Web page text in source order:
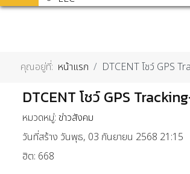
คุณอยู่ที่: หน้าแรก DTCENT โชว์ GPS
DTCENT โชว์ GPS
หมวดหมู่: ข่าวสังคม
วันที่สร้าง วันพุธ, 03 กันยายน 2568 21:15
ฮิต: 668